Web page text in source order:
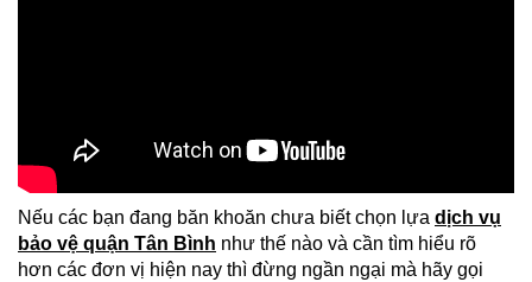
Nếu các bạn đang băn khoăn chưa biết chọn lựa dịch vụ
bảo vệ quận Tân Bình như thế nào và cần tìm hiểu rõ
hơn các đơn vị hiện nay thì đừng ngần ngại mà hãy gọi